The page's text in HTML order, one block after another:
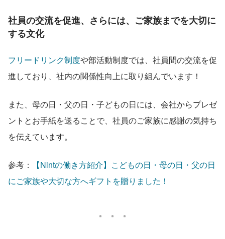
社員の交流を促進、さらには、ご家族までを大切に
する文化
フリードリンク制度や部活動制度では、社員間の交流を促
進しており、社内の関係性向上に取り組んでいます！
また、母の日・父の日・子どもの日には、会社からプレゼ
ントとお手紙を送ることで、社員のご家族に感謝の気持ち
を伝えています。
参考：
【Nintの働き方紹介】こどもの日・母の日・父の日
にご家族や大切な方へギフトを贈りました！